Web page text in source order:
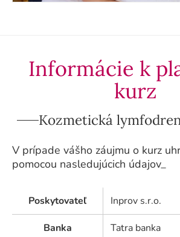
Informácie k
kurz
Kozmetická
V prípade vášho záujmu o kurz
pomocou nasledujúcich údajov_
Poskytovateľ Inprov s.r.o.
Banka Tatra banka